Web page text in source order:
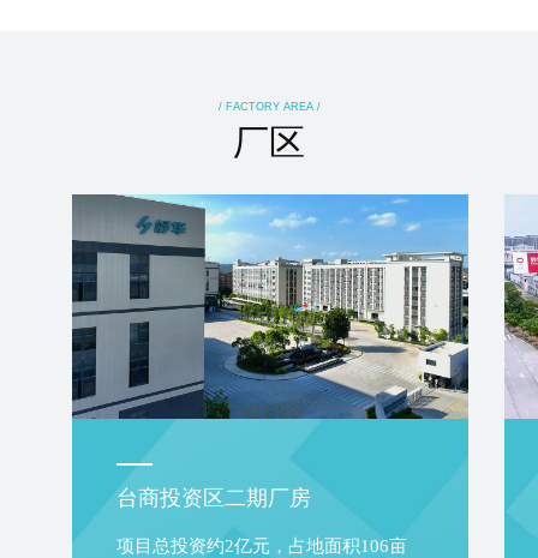
/ FACTORY AREA /
厂区
台商投资区二期厂房
项目总投资约2亿元，占地面积106亩